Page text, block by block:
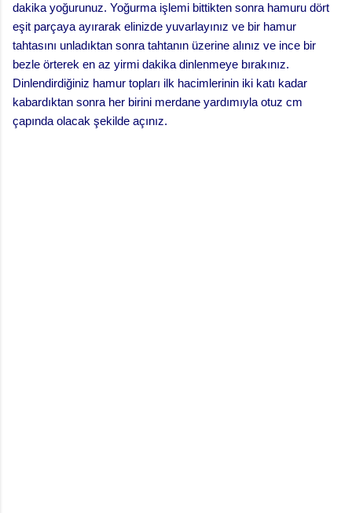
dakika yoğurunuz. Yoğurma işlemi bittikten sonra hamuru dört
eşit parçaya ayırarak elinizde yuvarlayınız ve bir hamur
tahtasını unladıktan sonra tahtanın üzerine alınız ve ince bir
bezle örterek en az yirmi dakika dinlenmeye bırakınız.
Dinlendirdiğiniz hamur topları ilk hacimlerinin iki katı kadar
kabardıktan sonra her birini merdane yardımıyla otuz cm
çapında olacak şekilde açınız.